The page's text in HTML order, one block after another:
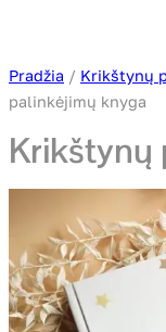
Pradžia / Krikštynų
palinkėjimų knyga
Krikštynų